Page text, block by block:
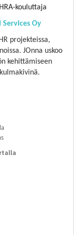
kouluttaja
Services Oy
projekteissa,
JOnna uskoo
kehittämiseen